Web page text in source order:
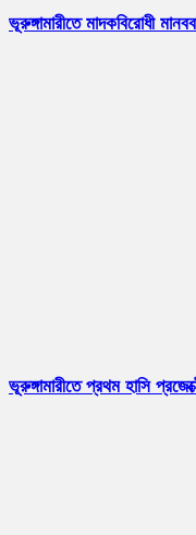
ভূরুঙ্গামারীতে মাদকবিরোধী
ভূরুঙ্গামারীতে প্রথম হাসি